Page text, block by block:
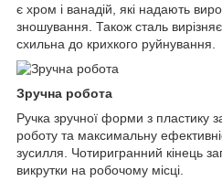
є хром і ванадій, які надають
зношування. Також сталь
схильна до крихкого руйнування.
Зручна робота
Ручка зручної форми з пластику
роботу та максимальну
зусилля. Чотиригранний кінець
викрутки на робочому місці.